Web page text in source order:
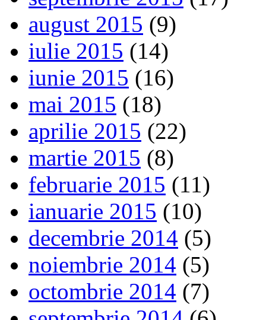
august 2015 (9)
iulie 2015 (14)
iunie 2015 (16)
mai 2015 (18)
aprilie 2015 (22)
martie 2015 (8)
februarie 2015 (11)
ianuarie 2015 (10)
decembrie 2014 (5)
noiembrie 2014 (5)
octombrie 2014 (7)